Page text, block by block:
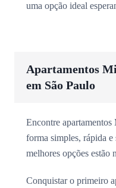
uma opção ideal
Apartamentos
em São Paulo
Encontre
forma simples, rápida
melhores opções estão
Conquistar o primeiro